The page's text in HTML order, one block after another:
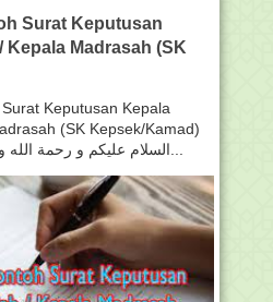
Surat Keputusan
Kepala Madrasah (SK
Keputusan Kepala
(SK Kepsek/Kamad)